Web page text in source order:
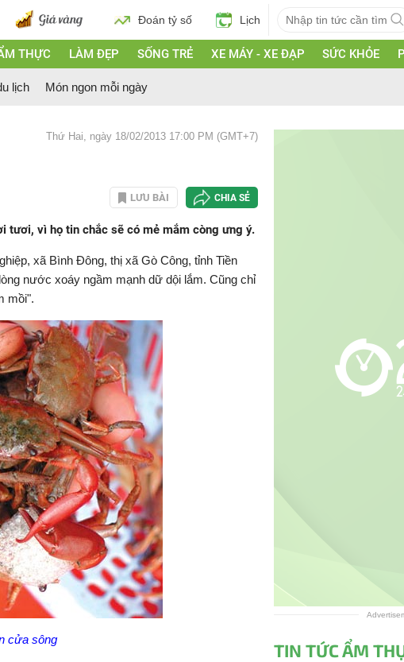
Đoán tỷ số Lịch
THỰC LÀM ĐẸP SỐNG TRẺ XE MÁY - XE ĐẠP SỨC KHỎE
lịch Món ngon mỗi ngày
Thứ Hai, ngày 18/02/2013 17:00 PM (GMT+7)
LƯU BÀI CHIA SẺ
tươi, vì họ tin chắc sẽ có mẻ mắm còng ưng ý.
xã Bình Đông, thị xã Gò Công, tỉnh Tiền
nước xoáy ngầm mạnh dữ dội lắm. Cũng chỉ
mồi".
cửa sông
TIN TỨC ẨM